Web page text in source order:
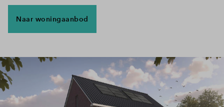
Naar woningaanbod